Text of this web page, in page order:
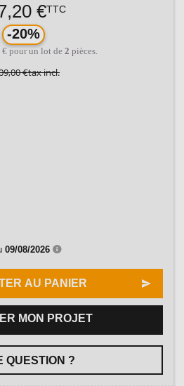
€TTC
-20%
€ pour un lot de 2 pièces.
€tax incl.
09/08/2026
AU PANIER
MON PROJET
QUESTION ?